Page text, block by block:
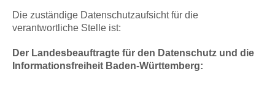
Die zuständige Datenschutzaufsicht für die
verantwortliche Stelle ist:
Der Landesbeauftragte für den Datenschutz und die
Informationsfreiheit Baden-Württemberg: